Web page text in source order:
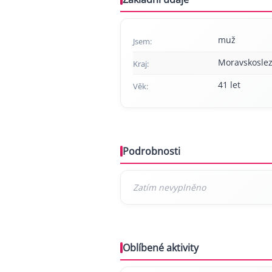
Jsem: muž
Kraj:
Věk: 41 let
Podrobnosti
Oblíbené aktivity